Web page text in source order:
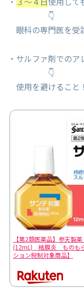
👇
眼科の専門医を受
・サルファ剤での
👇
使用を避けること！
【第2類医薬品】参天
(12mL) 結膜炎 ものも
ション税制対象商品】